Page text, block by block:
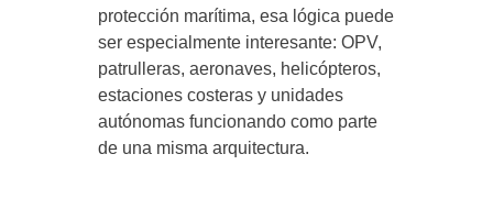
protección marítima, esa lógica puede
ser especialmente interesante: OPV,
patrulleras, aeronaves, helicópteros,
estaciones costeras y unidades
autónomas funcionando como parte
de una misma arquitectura.